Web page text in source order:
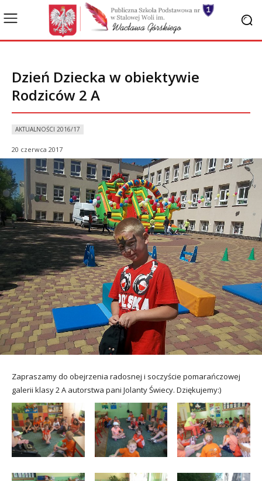
Dzień Dziecka w obiektywie
Rodziców 2 A
AKTUALNOŚCI 2016/17
20 czerwca 2017
Zapraszamy do obejrzenia radosnej i soczyście pomarańczowej
galerii klasy 2 A autorstwa pani Jolanty Świecy. Dziękujemy:)